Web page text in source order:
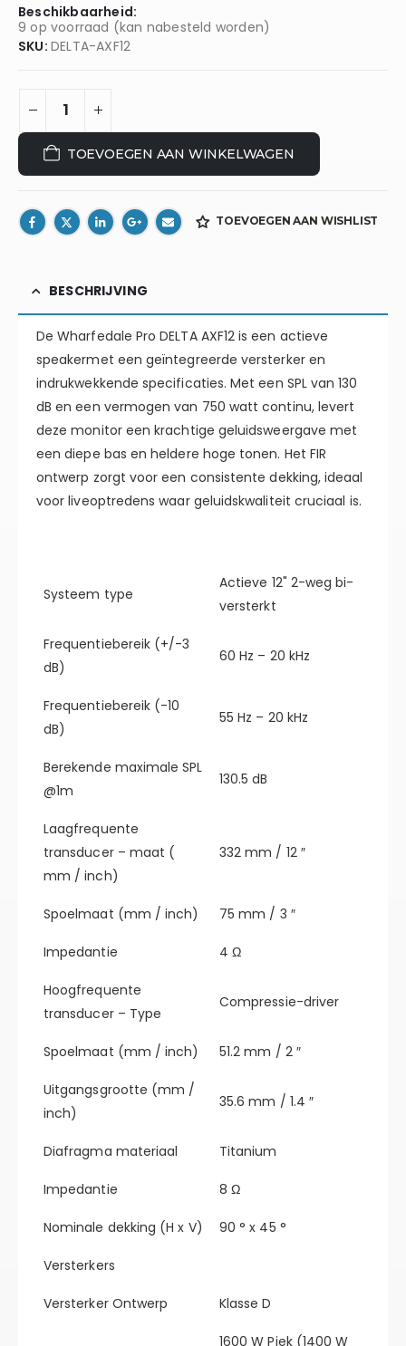
Beschikbaarheid:
9 op voorraad (kan nabesteld worden)
SKU: DELTA-AXF12
TOEVOEGEN AAN WINKELWAGEN
TOEVOEGEN AAN WISHLIST
BESCHRIJVING
De Wharfedale Pro DELTA AXF12 is een actieve
speakermet een geïntegreerde versterker en
indrukwekkende specificaties. Met een SPL van 130
dB en een vermogen van 750 watt continu, levert
deze monitor een krachtige geluidsweergave met
een diepe bas en heldere hoge tonen. Het FIR
ontwerp zorgt voor een consistente dekking, ideaal
voor liveoptredens waar geluidskwaliteit cruciaal is.
Systeem type
Actieve 12" 2-weg bi-
versterkt
Frequentiebereik (+/-3
dB)
60 Hz – 20 kHz
Frequentiebereik (-10
dB)
55 Hz – 20 kHz
Berekende maximale SPL
@1m
130.5 dB
Laagfrequente
transducer – maat (
mm / inch)
332 mm / 12 ″
Spoelmaat (mm / inch) 75 mm / 3 ″
Impedantie 4 Ω
Hoogfrequente
transducer – Type
Compressie-driver
Spoelmaat (mm / inch) 51.2 mm / 2 ″
Uitgangsgrootte (mm /
inch)
35.6 mm / 1.4 ″
Diafragma materiaal Titanium
Impedantie 8 Ω
Nominale dekking (H x V) 90 ° x 45 °
Versterkers
Versterker Ontwerp Klasse D
1600 W Piek (1400 W